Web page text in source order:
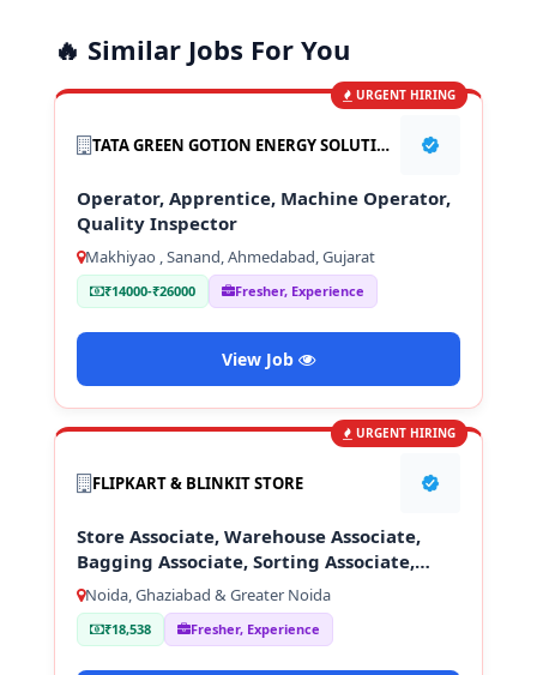
🔥 Similar Jobs For You
URGENT HIRING
TATA GREEN GOTION ENERGY SOLUTION PVT LTD
Operator, Apprentice, Machine Operator,
Quality Inspector
Makhiyao , Sanand, Ahmedabad, Gujarat
₹14000-₹26000 Fresher, Experience
View Job
URGENT HIRING
FLIPKART & BLINKIT STORE
Store Associate, Warehouse Associate,
Bagging Associate, Sorting Associate,
Loading & Unloading Staff
Noida, Ghaziabad & Greater Noida
₹18,538 Fresher, Experience